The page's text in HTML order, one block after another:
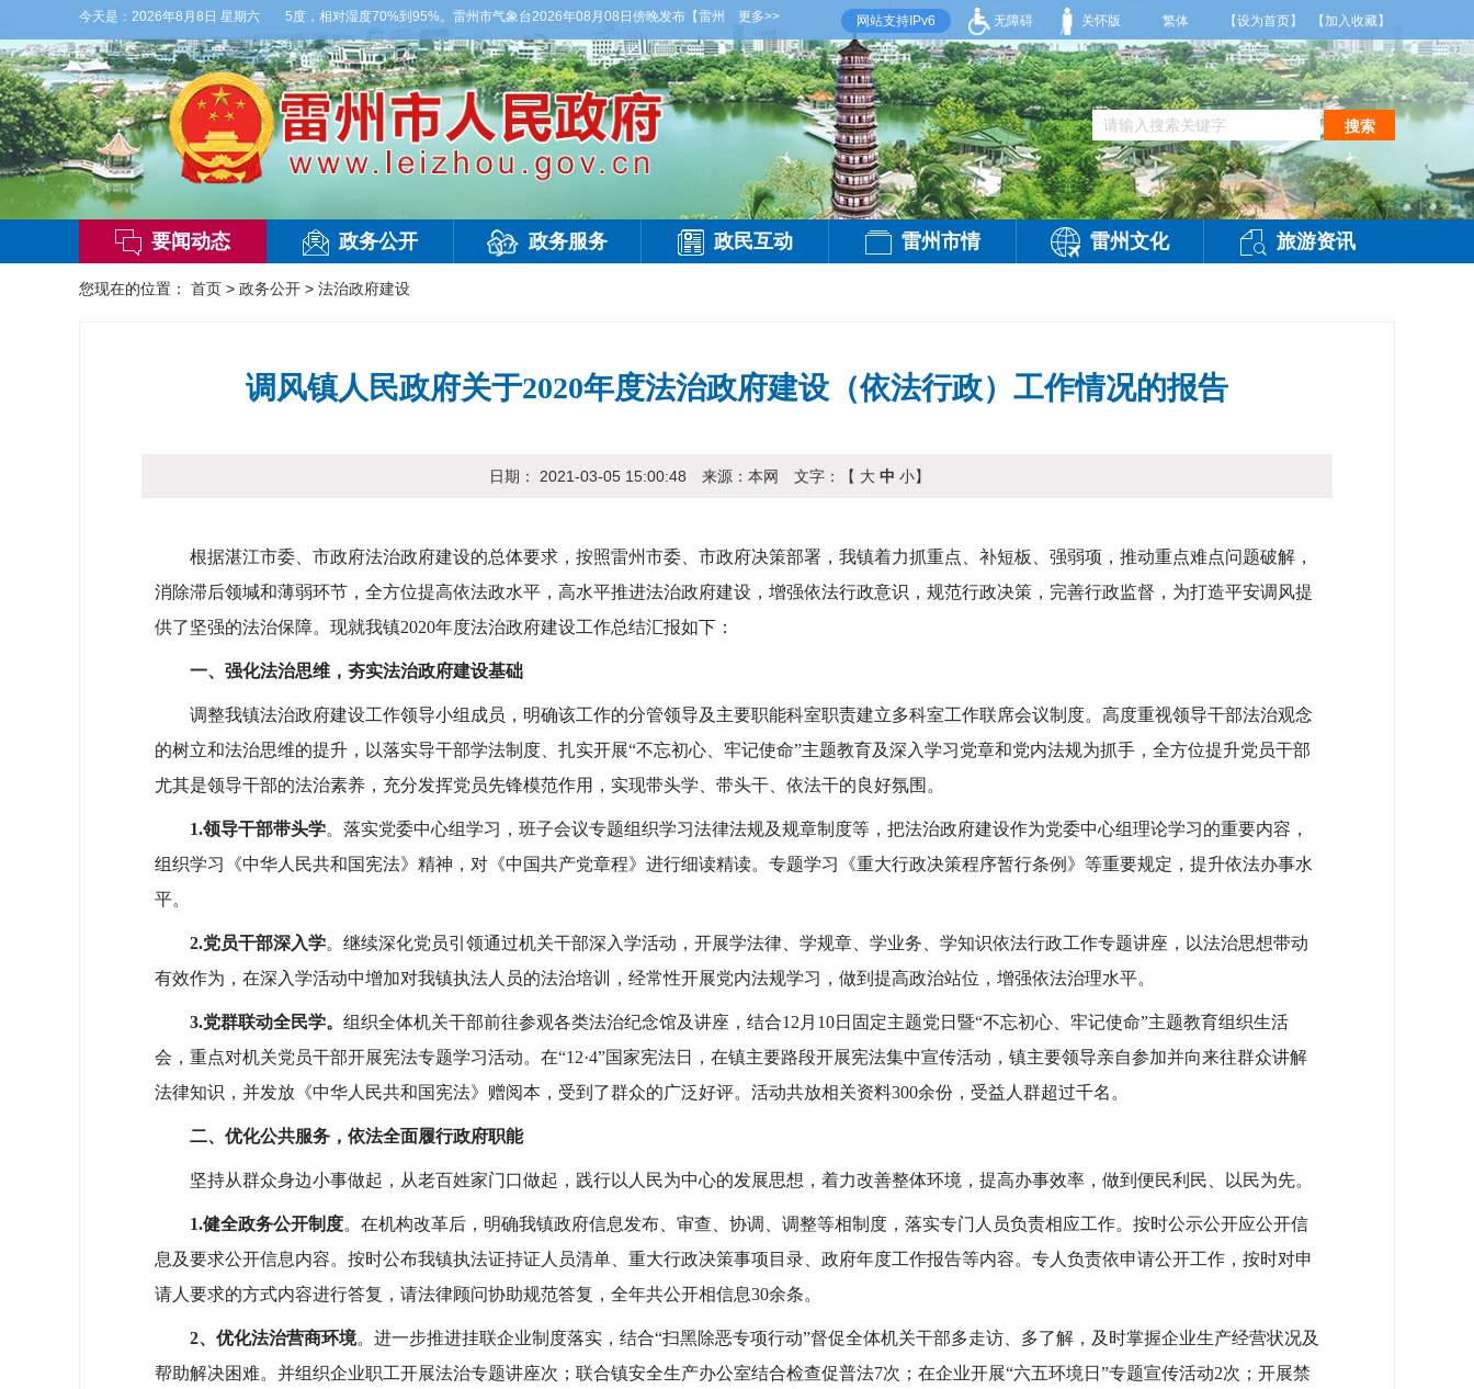
今天是： 2026年8月8日 星期六
局部有雷阵雨，偏西风2到3级，气温26到35度，相对湿度70%到95%。雷州市气象台2026年08月08日傍晚发布【雷州晚间天气】今晚到明天白天，多云，局部有雷阵雨，偏西风2到3级，气温26到35度，相对湿度70%到95%。雷州市气象台2026年08
更多>> 网站支持IPv6 无障碍 关怀版 繁体 【设为首页】 【加入收藏】
搜索
要闻动态 政务公开 政务服务 政民互动 雷州市情 雷州文化 旅游资讯
您现在的位置： 首页 > 政务公开 > 法治政府建设
调风镇人民政府关于2020年度法治政府建设（依法行政）工作情况的报告
日期： 2021-03-05 15:00:48 来源： 本网 文字：【 大 中 小】
根据湛江市委、市政府法治政府建设的总体要求，按照雷州市委、市政府决策部署，我镇着力抓重点、补短板、强弱项，推动重点难点问题破解，
消除滞后领堿和薄弱环节，全方位提高依法政水平，高水平推进法治政府建设，增强依法行政意识，规范行政决策，完善行政监督，为打造平安调风提
供了坚强的法治保障。现就我镇2020年度法治政府建设工作总结汇报如下：
一、 强化法治思维，夯实法治政府建设基础
调整我镇法治政府建设工作领导小组成员，明确该工作的分管领导及主要职能科室职责建立多科室工作联席会议制度。高度重视领导干部法治观念
的树立和法治思维的提升，以落实导干部学法制度、扎实开展“不忘初心、牢记使命”主题教育及深入学习党章和党内法规为抓手，全方位提升党员干部
尤其是领导干部的法治素养，充分发挥党员先锋模范作用，实现带头学、带头干、依法干的良好氛围。
1.领导干部带头学。落实党委中心组学习，班子会议专题组织学习法律法规及规章制度等，把法治政府建设作为党委中心组理论学习的重要内容，
组织学习《中华人民共和国宪法》精神，对《中国共产党章程》进行细读精读。专题学习《重大行政决策程序暂行条例》等重要规定，提升依法办事水
平。
2.党员干部深入学。继续深化党员引领通过机关干部深入学活动，开展学法律、学规章、学业务、学知识依法行政工作专题讲座，以法治思想带动
有效作为，在深入学活动中增加对我镇执法人员的法治培训，经常性开展党内法规学习，做到提高政治站位，增强依法治理水平。
3.党群联动全民学。 组织全体机关干部前往参观各类法治纪念馆及讲座，结合12月10日固定主题党日暨“不忘初心、牢记使命”主题教育组织生活
会，重点对机关党员干部开展宪法专题学习活动。在“12·4”国家宪法日，在镇主要路段开展宪法集中宣传活动，镇主要领导亲自参加并向来往群众讲解
法律知识，并发放《中华人民共和国宪法》赠阅本，受到了群众的广泛好评。活动共放相关资料300余份，受益人群超过千名。
二、优化公共服务，依法全面履行政府职能
坚持从群众身边小事做起，从老百姓家门口做起，践行以人民为中心的发展思想，着力改善整体环境，提高办事效率，做到便民利民、以民为先。
1.健全政务公开制度。在机构改革后，明确我镇政府信息发布、审查、协调、调整等相制度，落实专门人员负责相应工作。按时公示公开应公开信
息及要求公开信息内容。按时公布我镇执法证持证人员清单、重大行政决策事项目录、政府年度工作报告等内容。专人负责依申请公开工作，按时对申
请人要求的方式内容进行答复，请法律顾问协助规范答复，全年共公开相信息30余条。
2、 优化法治营商环境。进一步推进挂联企业制度落实，结合“扫黑除恶专项行动”督促全体机关干部多走访、多了解，及时掌握企业生产经营状况及
帮助解决困难。并组织企业职工开展法治专题讲座次；联合镇安全生产办公室结合检查促普法7次；在企业开展“六五环境日”专题宣传活动2次；开展禁